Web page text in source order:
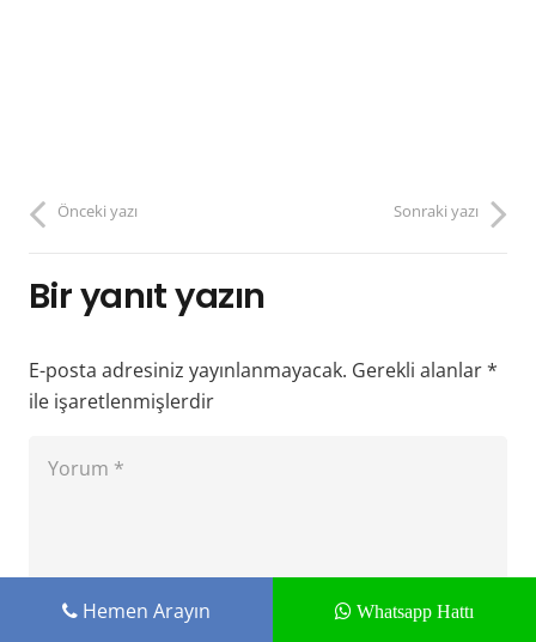
Önceki yazı Sonraki yazı
Bir yanıt yazın
E-posta adresiniz yayınlanmayacak. Gerekli alanlar*
ile işaretlenmişlerdir
Hemen Arayın Whatsapp Hattı